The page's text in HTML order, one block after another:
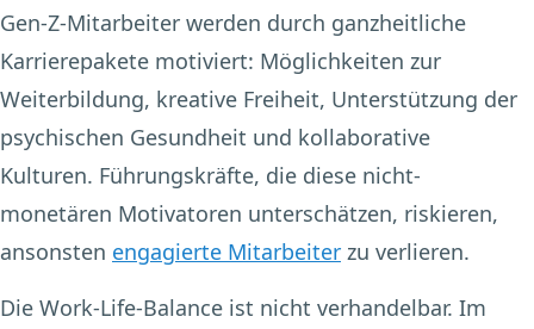
Gen-Z-Mitarbeiter werden durch ganzheitliche
Karrierepakete motiviert: Möglichkeiten zur
Weiterbildung, kreative Freiheit, Unterstützung der
psychischen Gesundheit und kollaborative
Kulturen. Führungskräfte, die diese nicht-
monetären Motivatoren unterschätzen, riskieren,
ansonsten engagierte Mitarbeiter zu verlieren.
Die Work-Life-Balance ist nicht verhandelbar. Im